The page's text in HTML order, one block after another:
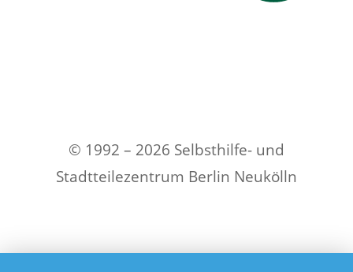
© 1992 – 2026 Selbsthilfe- und
Stadtteilezentrum Berlin Neukölln